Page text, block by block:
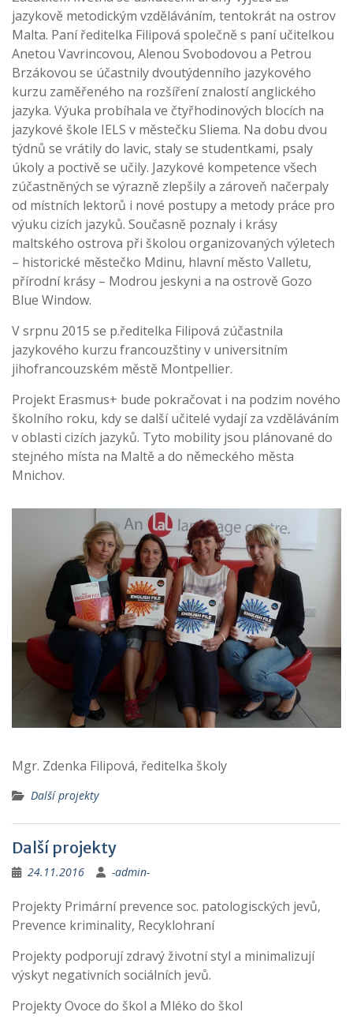
jazykově metodickým vzděláváním, tentokrát na ostrov
Malta. Paní ředitelka Filipová společně s paní učitelkou
Anetou Vavrincovou, Alenou Svobodovou a Petrou
Brzákovou se účastnily dvoutýdenního jazykového
kurzu zaměřeného na rozšíření znalostí anglického
jazyka. Výuka probíhala ve čtyřhodinových blocích na
jazykové škole IELS v městečku Sliema. Na dobu dvou
týdnů se vrátily do lavic, staly se studentkami, psaly
úkoly a poctivě se učily. Jazykové kompetence všech
zúčastněných se výrazně zlepšily a zároveň načerpaly
od místních lektorů i nové postupy a metody práce pro
výuku cizích jazyků. Současně poznaly i krásy
maltského ostrova při školou organizovaných výletech
– historické městečko Mdinu, hlavní město Valletu,
přírodní krásy – Modrou jeskyni a na ostrově Gozo
Blue Window.
V srpnu 2015 se p.ředitelka Filipová zúčastnila
jazykového kurzu francouzštiny v universitním
jihofrancouzském městě Montpellier.
Projekt Erasmus+ bude pokračovat i na podzim nového
školního roku, kdy se další učitelé vydají za vzděláváním
v oblasti cizích jazyků. Tyto mobility jsou plánované do
stejného místa na Maltě a do německého města
Mnichov.
Mgr. Zdenka Filipová, ředitelka školy
Další projekty
Další projekty
24.11.2016 -admin-
Projekty Primární prevence soc. patologisckých jevů,
Prevence kriminality, Recyklohraní
Projekty podporují zdravý životní styl a minimalizují
výskyt negativních sociálních jevů.
Projekty Ovoce do škol a Mléko do škol